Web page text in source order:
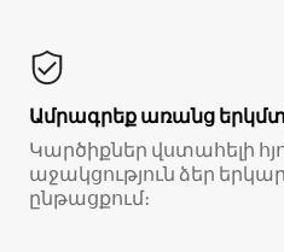
Ամրագրեք առանց
Կարծիքներ վստահելի
աջակցություն ձեր
ընթացքում։